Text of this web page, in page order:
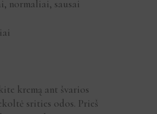
normaliai, sausai
kremą ant švarios
srities odos. Prieš